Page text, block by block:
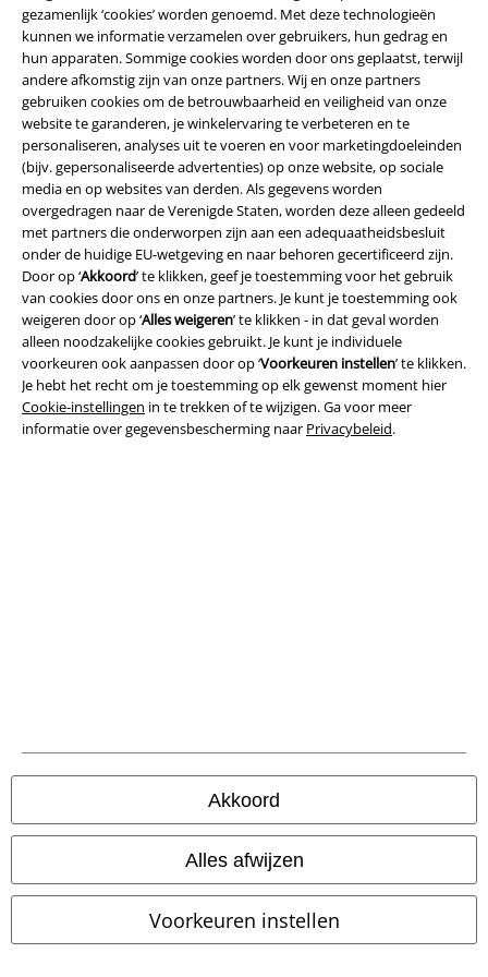
gezamenlijk ‘cookies’ worden genoemd. Met deze technologieën
kunnen we informatie verzamelen over gebruikers, hun gedrag en
hun apparaten. Sommige cookies worden door ons geplaatst, terwijl
andere afkomstig zijn van onze partners. Wij en onze partners
gebruiken cookies om de betrouwbaarheid en veiligheid van onze
website te garanderen, je winkelervaring te verbeteren en te
personaliseren, analyses uit te voeren en voor marketingdoeleinden
(bijv. gepersonaliseerde advertenties) op onze website, op sociale
media en op websites van derden. Als gegevens worden
overgedragen naar de Verenigde Staten, worden deze alleen gedeeld
met partners die onderworpen zijn aan een adequaatheidsbesluit
onder de huidige EU-wetgeving en naar behoren gecertificeerd zijn.
Door op ‘Akkoord’ te klikken, geef je toestemming voor het gebruik
van cookies door ons en onze partners. Je kunt je toestemming ook
weigeren door op ‘Alles weigeren’ te klikken - in dat geval worden
alleen noodzakelijke cookies gebruikt. Je kunt je individuele
voorkeuren ook aanpassen door op ‘Voorkeuren instellen’ te klikken.
Je hebt het recht om je toestemming op elk gewenst moment hier
Cookie-instellingen in te trekken of te wijzigen. Ga voor meer
informatie over gegevensbescherming naar Privacybeleid.
Akkoord
Alles afwijzen
Voorkeuren instellen
Partnerprogramma's
Duurzaamheid
Maak deel uit van de community!
large app
Download gratis de nieuwe large app en profiteer van alle nieuwe
functies en voordelen!